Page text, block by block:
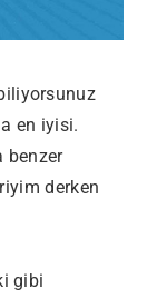
en iyisi.
benzer
derken
gibi